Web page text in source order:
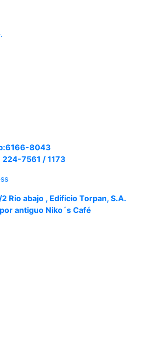
8043
7561 / 1173
Rio abajo , Edificio Torpan, S.A.
antiguo Niko´s Café